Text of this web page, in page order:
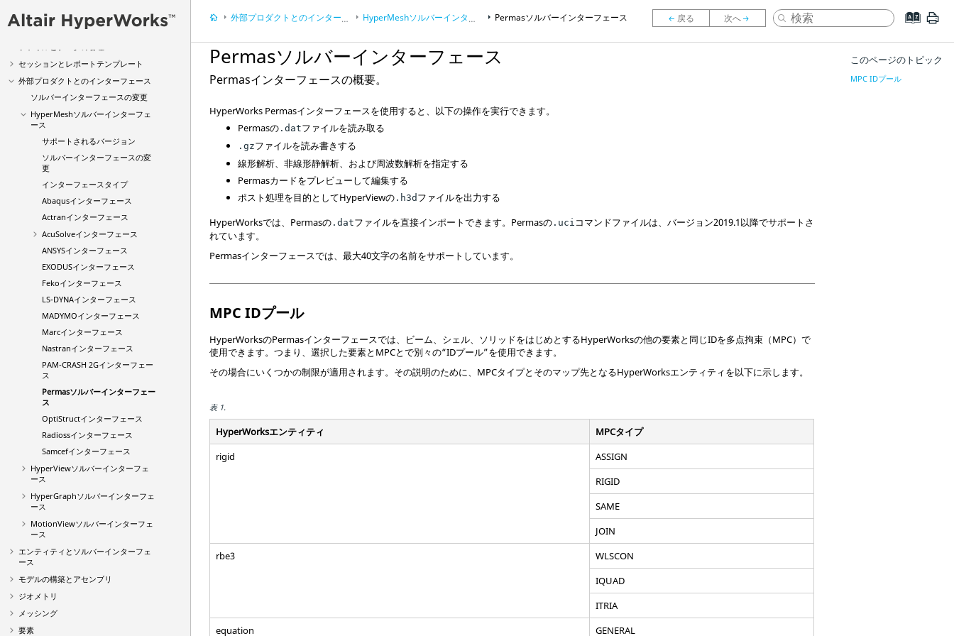
はじめに
ビデオ チュートリアル
セッションとレポートテンプレート
外部プロダクトとのインターフェース
ソルバーインターフェースの変更
HyperMeshソルバーインターフェ
ース
サポートされるバージョン
ソルバーインターフェースの変
更
インターフェースタイプ
Abaqusインターフェース
Actranインターフェース
AcuSolveインターフェース
ANSYSインターフェース
EXODUSインターフェース
Fekoインターフェース
LS-DYNAインターフェース
MADYMOインターフェース
Marcインターフェース
Nastranインターフェース
PAM-CRASH 2Gインターフェー
ス
Permasソルバーインターフェー
ス
OptiStructインターフェース
Radiossインターフェース
Samcefインターフェース
HyperViewソルバーインターフェ
ース
HyperGraphソルバーインターフェ
ース
MotionViewソルバーインターフェ
ース
エンティティとソルバーインターフェ
ース
モデルの構築とアセンブリ
ジオメトリ
メッシング
要素
外部プロダクトとのインターフェース HyperMeshソルバーインターフェース Permasソルバーインターフェース
Permasソルバーインターフェース
Permasインターフェースの概要。
HyperWorks Permasインターフェースを使用すると、以下の操作を実行できます。
Permasの .datファイルを読み取る
.gzファイルを読み書きする
線形解析、非線形静解析、および周波数解析を指定する
Permasカードをプレビューして編集する
ポスト処理を目的としてHyperViewの .h3d ファイルを出力する
HyperWorksでは、 Permasの .datファイルを直接インポートできます。 Permasの .uci コマンドファイルは、バージョン2019.1以降でサポートさ
れています。
Permasインターフェースでは、最大40文字の名前をサポートしています。
MPC IDプール
HyperWorksのPermasインターフェースでは、ビーム、シェル、ソリッドをはじめとするHyperWorksの他の要素と同じIDを多点拘束（MPC）で
使用できます。つまり、選択した要素とMPCとで別々の“IDプール”を使用できます。
その場合にいくつかの制限が適用されます。その説明のために、MPCタイプとそのマップ先となるHyperWorksエンティティを以下に示します。
表 1.
HyperWorksエンティティ
MPCタイプ
rigid
ASSIGN
RIGID
SAME
JOIN
rbe3
WLSCON
IQUAD
ITRIA
equation
GENERAL
このページのトピック
MPC IDプール